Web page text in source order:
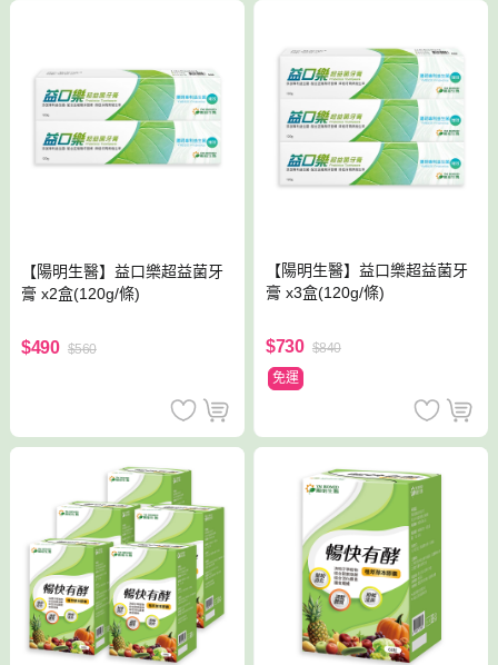
【陽明生醫】益口樂超益菌牙
膏 x2盒(120g/條)
$490 $560
【陽明生醫】益口樂超益菌牙
膏 x3盒(120g/條)
$730 $840
免運